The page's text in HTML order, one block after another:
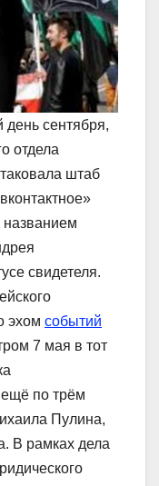
день сентября,
отдела
штаб
свидетеля.
эхом событий
7 мая в тот
по трём
Пулина,
В рамках дела